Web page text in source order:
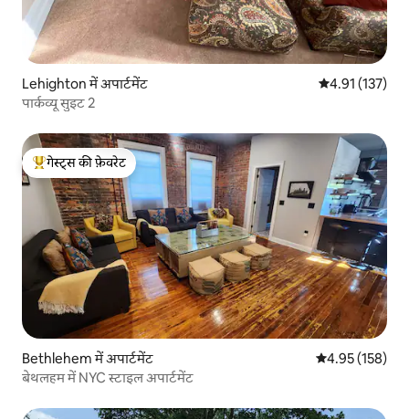
Lehighton में अपार्टमेंट औसत रेटिंग 5 में से
4.91 (137)
पार्कव्यू सुइट 2
गेस्ट्स का टॉप फ़ेवरेट
गेस्ट्स की फ़ेवरेट
Bethlehem में अपार्टमेंट औसत रेटिंग 5 में से
4.95 (158)
बेथलहम में NYC स्टाइल अपार्टमेंट